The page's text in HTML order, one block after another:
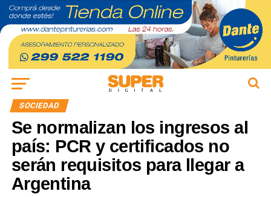
SOCIEDAD
Se normalizan los ingresos al
país: PCR y certificados no
serán requisitos para llegar a
Argentina